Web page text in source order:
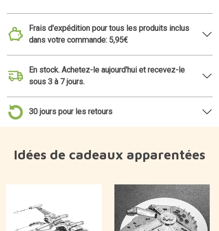
Frais d'expédition pour tous les produits inclus
dans votre commande: 5,95€
En stock. Achetez-le aujourd'hui et recevez-le
sous 3 à 7 jours.
30 jours pour les retours
Idées de cadeaux apparentées